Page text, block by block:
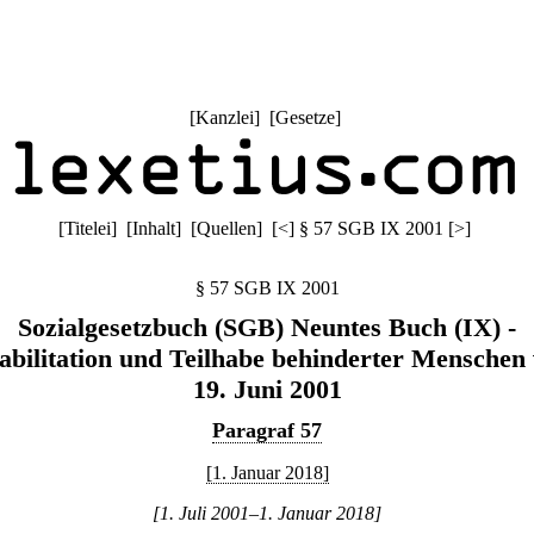
[Kanzlei] [Gesetze]
[Titelei] [Inhalt] [Quellen] [<] § 57 SGB IX 2001 [>]
§ 57 SGB IX 2001
Sozialgesetzbuch (SGB) Neuntes Buch (IX) -
und Teilhabe behinderter Menschen
19. Juni 2001
Paragraf 57
[1. Januar 2018]
[1. Juli 2001–1. Januar 2018]